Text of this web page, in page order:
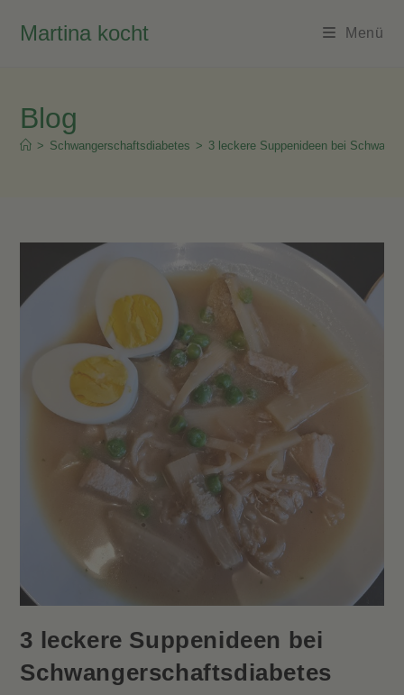
InhaltMartina kocht Menü
Blog
> Schwangerschaftsdiabetes > 3 leckere Suppenideen bei
3 leckere Suppenideen bei
Schwangerschaftsdiabetes